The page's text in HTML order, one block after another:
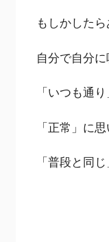
もしかしたら
自分で自分
「いつも通
「正常」に
「普段と同